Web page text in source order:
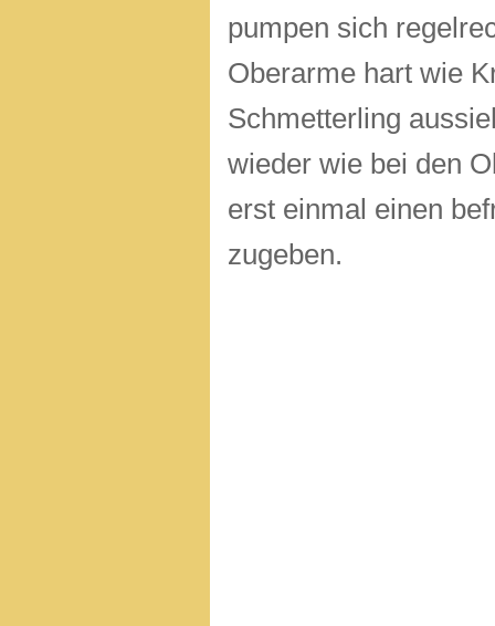
pumpen sich
Oberarme hart wie
Schmetterling
wieder wie bei den
erst einmal einen
zugeben.